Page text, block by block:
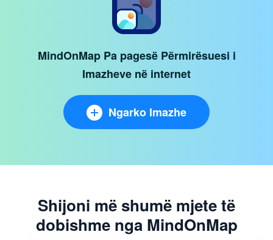
MindOnMap Pa pagesë Përmirësuesi i
Imazheve në internet
Ngarko Imazhe
Shijoni më shumë mjete të
dobishme nga MindOnMap